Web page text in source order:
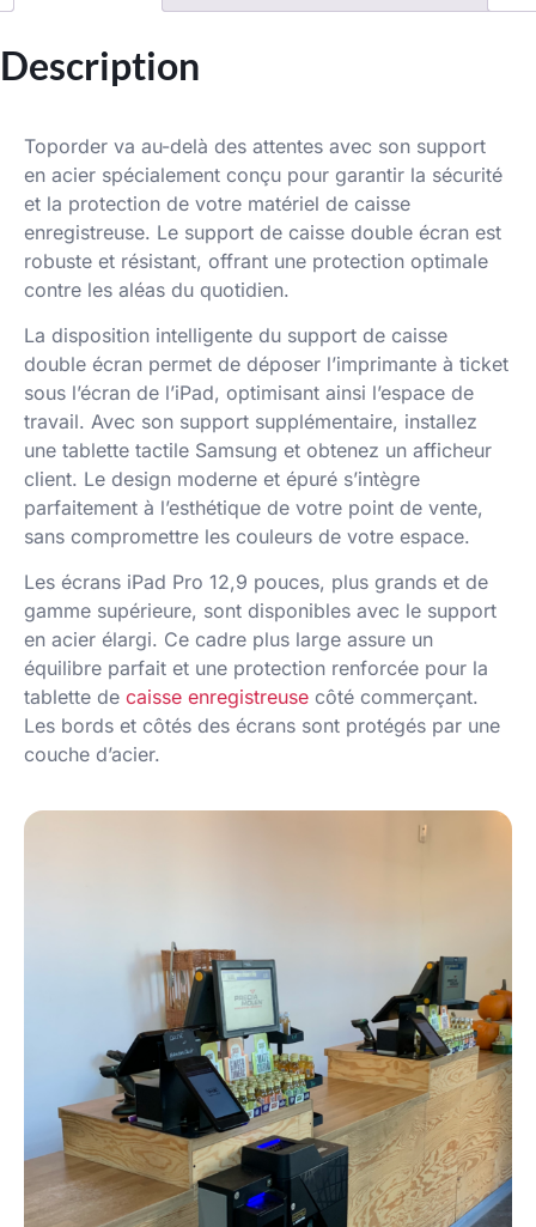
Description
Toporder va au-delà des attentes avec son support
en acier spécialement conçu pour garantir la sécurité
et la protection de votre matériel de caisse
enregistreuse. Le support de caisse double écran est
robuste et résistant, offrant une protection optimale
contre les aléas du quotidien.
La disposition intelligente du support de caisse
double écran permet de déposer l’imprimante à ticket
sous l’écran de l’iPad, optimisant ainsi l’espace de
travail. Avec son support supplémentaire, installez
une tablette tactile Samsung et obtenez un afficheur
client. Le design moderne et épuré s’intègre
parfaitement à l’esthétique de votre point de vente,
sans compromettre les couleurs de votre espace.
Les écrans iPad Pro 12,9 pouces, plus grands et de
gamme supérieure, sont disponibles avec le support
en acier élargi. Ce cadre plus large assure un
équilibre parfait et une protection renforcée pour la
tablette de caisse enregistreuse côté commerçant.
Les bords et côtés des écrans sont protégés par une
couche d’acier.